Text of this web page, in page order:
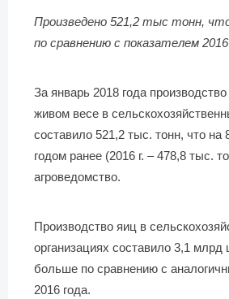
Произведено 521,2 тыс тонн,
по сравнению с показателем
За январь 2018 года
живом весе в
составило 521,2 тыс. тонн, что
годом ранее (2016 г. – 478,8 тыс.
агроведомство.
Производство яиц в
организациях составило 3,1 млрд
больше по сравнению с
2016 года.